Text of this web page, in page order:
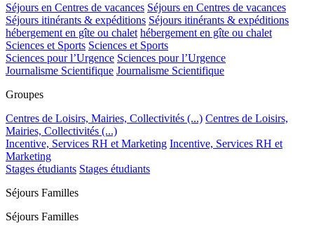
Séjours en Centres de vacances Séjours en Centres de vacances
Séjours itinérants & expéditions Séjours itinérants & expéditions
hébergement en gîte ou chalet hébergement en gîte ou chalet
Sciences et Sports Sciences et Sports
Sciences pour l’Urgence Sciences pour l’Urgence
Journalisme Scientifique Journalisme Scientifique
Groupes
Centres de Loisirs, Mairies, Collectivités (...) Centres de Loisirs,
Mairies, Collectivités (...)
Incentive, Services RH et Marketing Incentive, Services RH et
Marketing
Stages étudiants Stages étudiants
Séjours Familles
Séjours Familles